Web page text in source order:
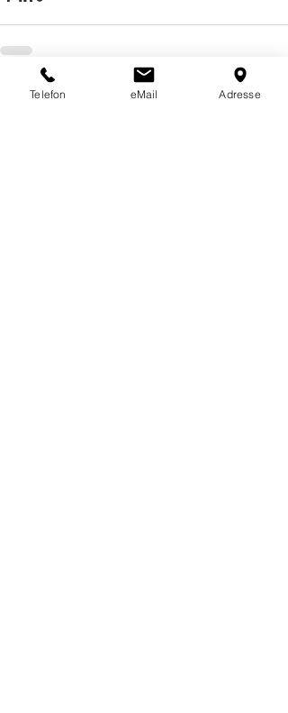
Aktuelle Beiträge Alle ansehen
Telefon eMail Adresse